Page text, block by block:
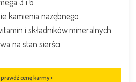
kamienia nazębnego
i składników mineralnych
na stan sierści
cenę karmy >